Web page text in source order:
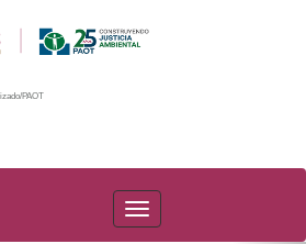
PAOT
PAOT